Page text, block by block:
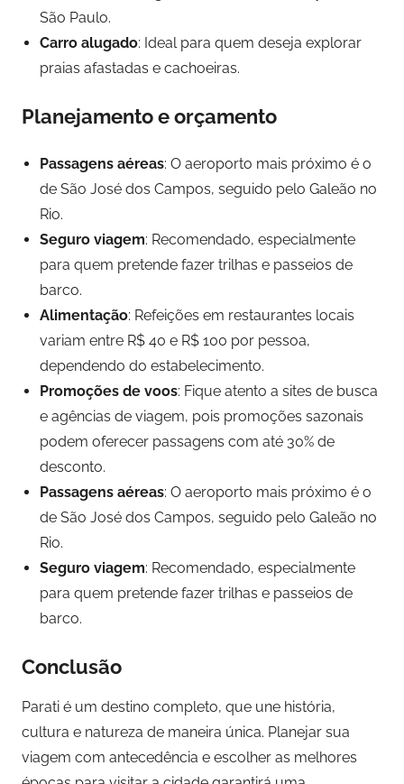
São Paulo.
Carro alugado: Ideal para quem deseja explorar
praias afastadas e cachoeiras.
Planejamento e orçamento
Passagens aéreas: O aeroporto mais próximo é o
de São José dos Campos, seguido pelo Galeão no
Rio.
Seguro viagem: Recomendado, especialmente
para quem pretende fazer trilhas e passeios de
barco.
Alimentação: Refeições em restaurantes locais
variam entre R$ 40 e R$ 100 por pessoa,
dependendo do estabelecimento.
Promoções de voos: Fique atento a sites de busca
e agências de viagem, pois promoções sazonais
podem oferecer passagens com até 30% de
desconto.
Passagens aéreas: O aeroporto mais próximo é o
de São José dos Campos, seguido pelo Galeão no
Rio.
Seguro viagem: Recomendado, especialmente
para quem pretende fazer trilhas e passeios de
barco.
Conclusão
Parati é um destino completo, que une história,
cultura e natureza de maneira única. Planejar sua
viagem com antecedência e escolher as melhores